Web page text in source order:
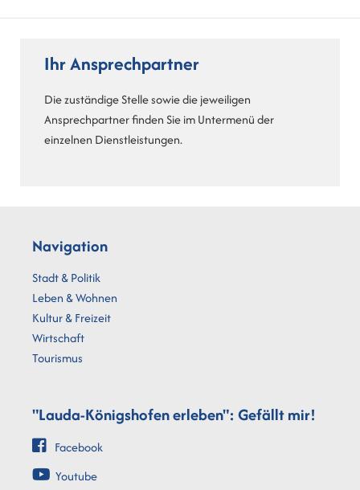
Ihr Ansprechpartner
Die zuständige Stelle sowie die jeweiligen
Ansprechpartner finden Sie im Untermenü der
einzelnen Dienstleistungen.
Navigation
Stadt & Politik
Leben & Wohnen
Kultur & Freizeit
Wirtschaft
Tourismus
"Lauda-Königshofen erleben": Gefällt mir!
Facebook
Youtube